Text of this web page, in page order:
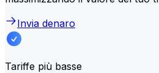
Invia denaro
Tariffe più basse